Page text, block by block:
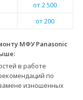
от 2 500
от 200
МФУ Panasonic
в работе
по
изношенных